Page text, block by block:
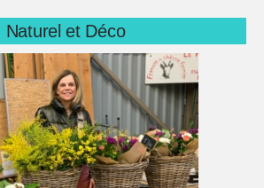
Naturel et Déco